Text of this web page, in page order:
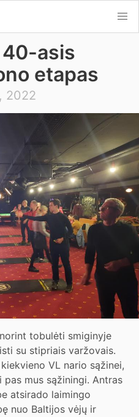
40-asis
etapas
2022
tobulėti smiginyje
su stipriais varžovais.
VL nario sąžinei,
mus sąžiningi. Antras
atsirado laimingo
nuo Baltijos vėjų ir